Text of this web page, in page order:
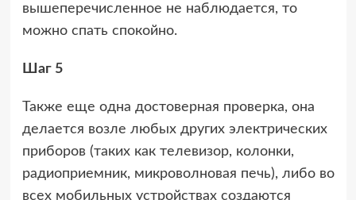
вышеперечисленное не наблюдается, то
можно спать спокойно.
Шаг 5
Также еще одна достоверная проверка, она
делается возле любых других электрических
приборов (таких как телевизор, колонки,
радиоприемник, микроволновая печь), либо во
всех мобильных устройствах создаются